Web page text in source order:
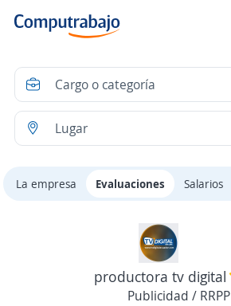
La empresa Evaluaciones Salarios
productora tv digital
Publicidad / RRPP